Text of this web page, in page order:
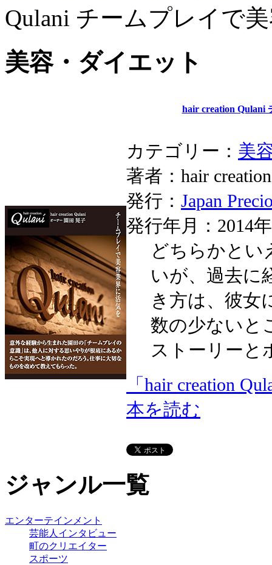
Qulani チームプレイで
美容・ダイエット
hair creation Qulani
カテゴリー： 美
著者：hair
発行： Japan
発行年月：2014
どちらかとい
いが、過去に
き方は、彼女
数の少ないと
ストーリーと
「hair creation
本を読む
ジャンル一覧
エンターテインメント
芸能人インタビュー
町のクリエイター
スポーツ